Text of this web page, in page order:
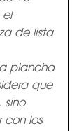
el
de lista
plancha
que
sino
con los